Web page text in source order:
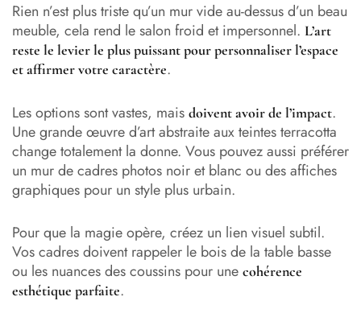
Rien n’est plus triste qu’un mur vide au-dessus d’un beau
meuble, cela rend le salon froid et impersonnel. L’art
reste le levier le plus puissant pour personnaliser l’espace
et affirmer votre caractère.
Les options sont vastes, mais doivent avoir de l’impact.
Une grande œuvre d’art abstraite aux teintes terracotta
change totalement la donne. Vous pouvez aussi préférer
un mur de cadres photos noir et blanc ou des affiches
graphiques pour un style plus urbain.
Pour que la magie opère, créez un lien visuel subtil.
Vos cadres doivent rappeler le bois de la table basse
ou les nuances des coussins pour une cohérence
esthétique parfaite.